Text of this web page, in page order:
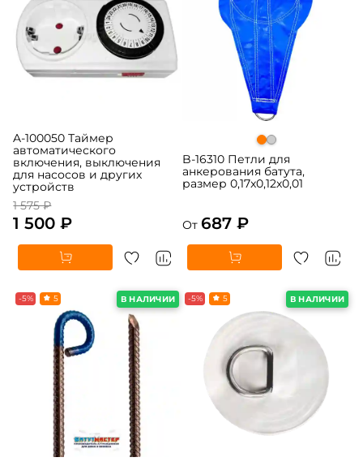
A-100050 Таймер
автоматического
включения, выключения
для насосов и других
устройств
1 575 ₽
1 500 ₽
B-16310 Петли для
анкерования батута,
размер 0,17x0,12x0,01
От 687 ₽
В НАЛИЧИИ
-5% 5 В НАЛИЧИИ
-5% 5